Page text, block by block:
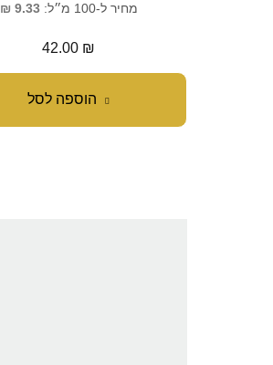
הוספה לסל
מחיר ל-100 מ״ל: 9.33
₪
42.00 ₪